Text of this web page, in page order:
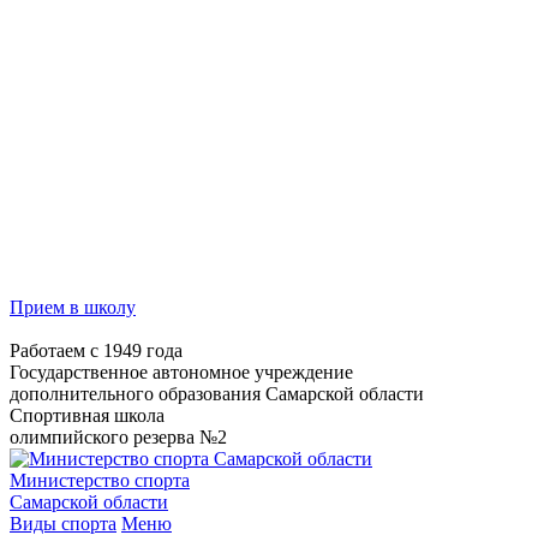
Прием в школу
Работаем с 1949 года
Государственное автономное учреждение
дополнительного образования Самарской области
Спортивная школа
олимпийского резерва №2
Министерство спорта
Самарской области
Виды спорта Меню